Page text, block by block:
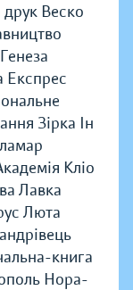
Веско
Генеза
Експрес
Зірка Ін
Кліо
Лавка
Люта
книга
Нора-